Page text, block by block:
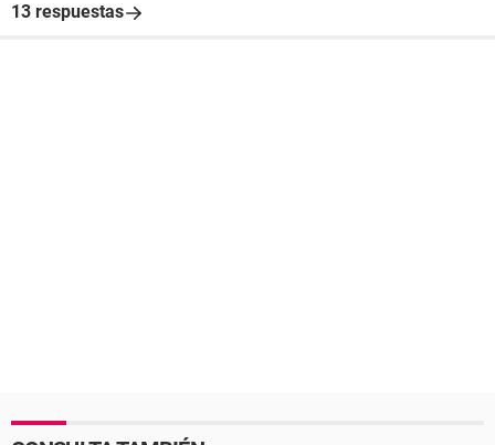
13 respuestas